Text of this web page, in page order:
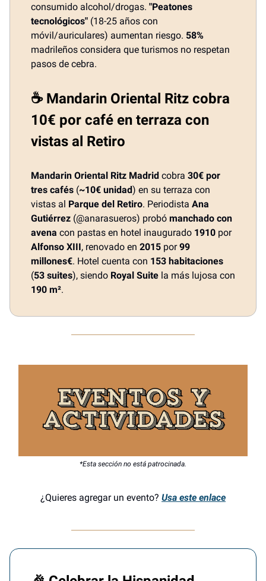
consumido alcohol/drogas. "Peatones
tecnológicos" (18-25 años con
móvil/auriculares) aumentan riesgo. 58%
madrileños considera que turismos no respetan
pasos de cebra.
☕ Mandarin Oriental Ritz cobra
10€ por café en terraza con
vistas al Retiro
Mandarin Oriental Ritz Madrid cobra 30€ por
tres cafés (~10€ unidad) en su terraza con
vistas al Parque del Retiro. Periodista Ana
Gutiérrez (@anarasueros) probó manchado con
avena con pastas en hotel inaugurado 1910 por
Alfonso XIII, renovado en 2015 por99
millones€. Hotel cuenta con 153 habitaciones
(53 suites), siendo Royal Suite la más lujosa con
190 m².
*Esta sección no está patrocinada.
¿Quieres agregar un evento? Usa este enlace